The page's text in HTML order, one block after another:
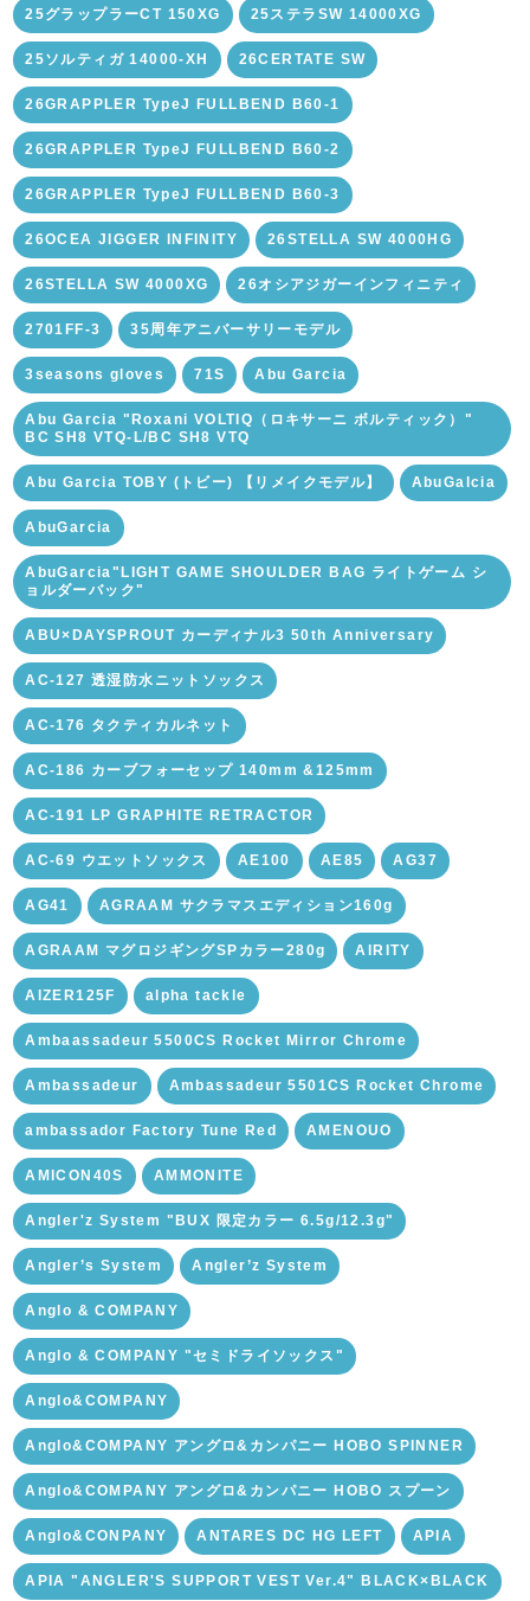
25グラップラーCT 150XG 25ステラSW 14000XG
25ソルティガ 14000-XH 26CERTATE SW
26GRAPPLER TypeJ FULLBEND B60-1
26GRAPPLER TypeJ FULLBEND B60-2
26GRAPPLER TypeJ FULLBEND B60-3
26OCEA JIGGER INFINITY 26STELLA SW 4000HG
26STELLA SW 4000XG 26オシアジガーインフィニティ
2701FF-3 35周年アニバーサリーモデル
3seasons gloves 71S Abu Garcia
Abu Garcia "Roxani VOLTIQ（ロキサーニ ボルティック）"
BC SH8 VTQ-L/BC SH8 VTQ
Abu Garcia TOBY (トビー) 【リメイクモデル】 AbuGalcia
AbuGarcia
AbuGarcia"LIGHT GAME SHOULDER BAG ライトゲーム シ
ョルダーバック"
ABU×DAYSPROUT カーディナル3 50th Anniversary
AC-127 透湿防水ニットソックス
AC-176 タクティカルネット
AC-186 カーブフォーセップ 140mm &125mm
AC-191 LP GRAPHITE RETRACTOR
AC-69 ウエットソックス AE100 AE85 AG37
AG41 AGRAAM サクラマスエディション160g
AGRAAM マグロジギングSPカラー280g AIRITY
AIZER125F alpha tackle
Ambaassadeur 5500CS Rocket Mirror Chrome
Ambassadeur Ambassadeur 5501CS Rocket Chrome
ambassador Factory Tune Red AMENOUO
AMICON40S AMMONITE
Angler'z System "BUX 限定カラー 6.5g/12.3g"
Angler’s System Angler’z System
Anglo & COMPANY
Anglo & COMPANY "セミドライソックス"
Anglo&COMPANY
Anglo&COMPANY アングロ&カンパニー HOBO SPINNER
Anglo&COMPANY アングロ&カンパニー HOBO スプーン
Anglo&CONPANY ANTARES DC HG LEFT APIA
APIA "ANGLER'S SUPPORT VEST Ver.4" BLACK×BLACK